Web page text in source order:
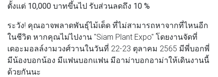
ตั้งแต่ 10,000 บาทขึ้นไป รับส่วนลดถึง 10 %
ระวัง! คุณอาจพลาดพันธุ์ไม้เด็ด ที่ไม่สามารถหาจากที่ไหนอีก
ในชีวิต หากคุณไม่ไปงาน "Siam Plant Expo" โดยงานจัดที่
เดอะมอลล์งามวงศ์วานในวันที่ 22-23 ตุลาคม 2565 มีพี่บอกพี่
มีน้องบอกน้อง มีแฟนบอกแฟน มีอาม่าบอกอาม่าให้เดินงานนี้
ด้วยกันนะ